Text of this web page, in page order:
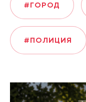
#ГОРОД
#ПОЛИЦИЯ